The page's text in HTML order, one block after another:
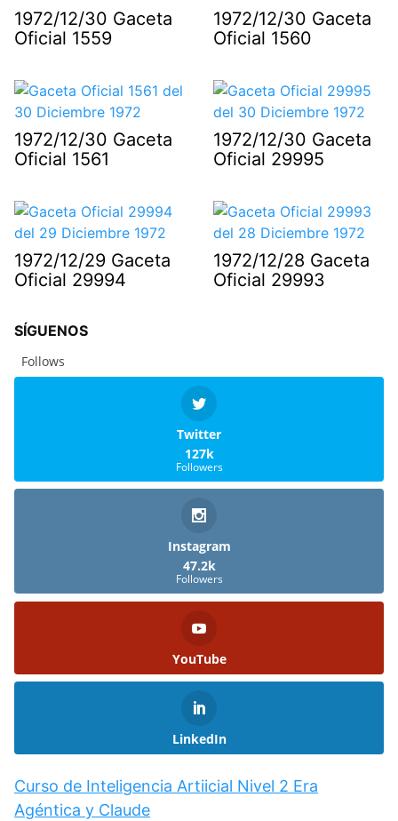
1972/12/30 Gaceta
Oficial 1559
1972/12/30 Gaceta
Oficial 1560
1972/12/30 Gaceta
Oficial 1561
1972/12/30 Gaceta
Oficial 29995
1972/12/29 Gaceta
Oficial 29994
1972/12/28 Gaceta
Oficial 29993
SÍGUENOS
Follows
Twitter
127k
Followers
Instagram
47.2k
Followers
YouTube
LinkedIn
Curso de Inteligencia Artiicial Nivel 2 Era
Agéntica y Claude